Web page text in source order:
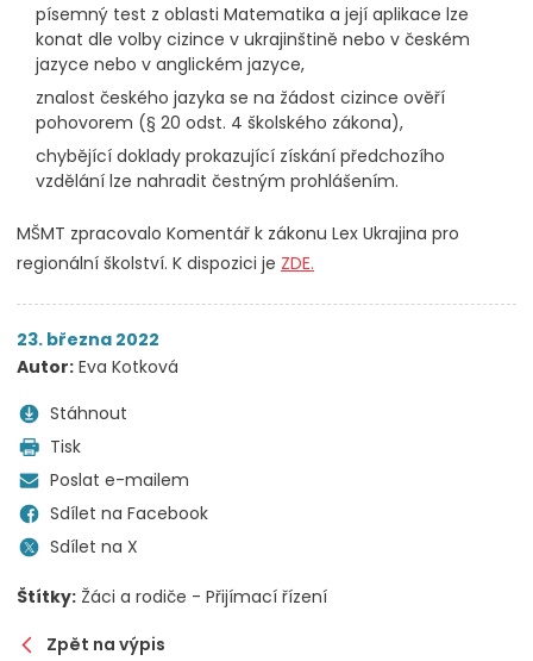
písemný test z oblasti Matematika a její aplikace lze
konat dle volby cizince v ukrajinštině nebo v českém
jazyce nebo v anglickém jazyce,
znalost českého jazyka se na žádost cizince ověří
pohovorem (§ 20 odst. 4 školského zákona),
chybějící doklady prokazující získání předchozího
vzdělání lze nahradit čestným prohlášením.
MŠMT zpracovalo Komentář k zákonu Lex Ukrajina pro
regionální školství. K dispozici je ZDE.
23. března 2022
Autor: Eva Kotková
Stáhnout
Tisk
Poslat e-mailem
Sdílet na Facebook
Sdílet na X
Štítky: Žáci a rodiče - Přijímací řízení
Zpět na výpis